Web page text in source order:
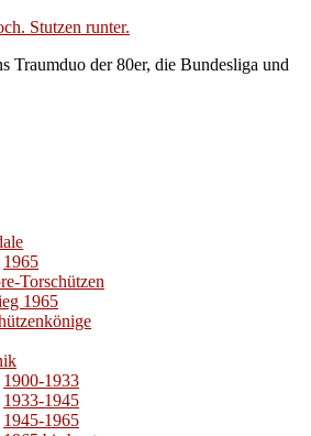
Stutzen runter.
Traumduo der 80er, die Bundesliga und
1965
Torschützen
1965
1900-1933
1933-1945
1945-1965